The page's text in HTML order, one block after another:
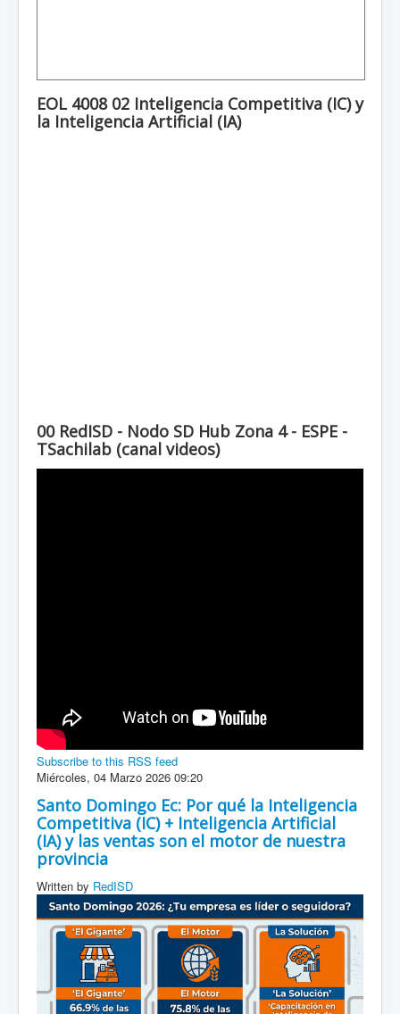
EOL 4008 02 Inteligencia Competitiva (IC) y
la Inteligencia Artificial (IA)
00 RedISD - Nodo SD Hub Zona 4 - ESPE -
TSachilab (canal videos)
Subscribe to this RSS feed
Miércoles, 04 Marzo 2026 09:20
Santo Domingo Ec: Por qué la Inteligencia
Competitiva (IC) + Inteligencia Artificial
(IA) y las ventas son el motor de nuestra
provincia
Written by RedISD